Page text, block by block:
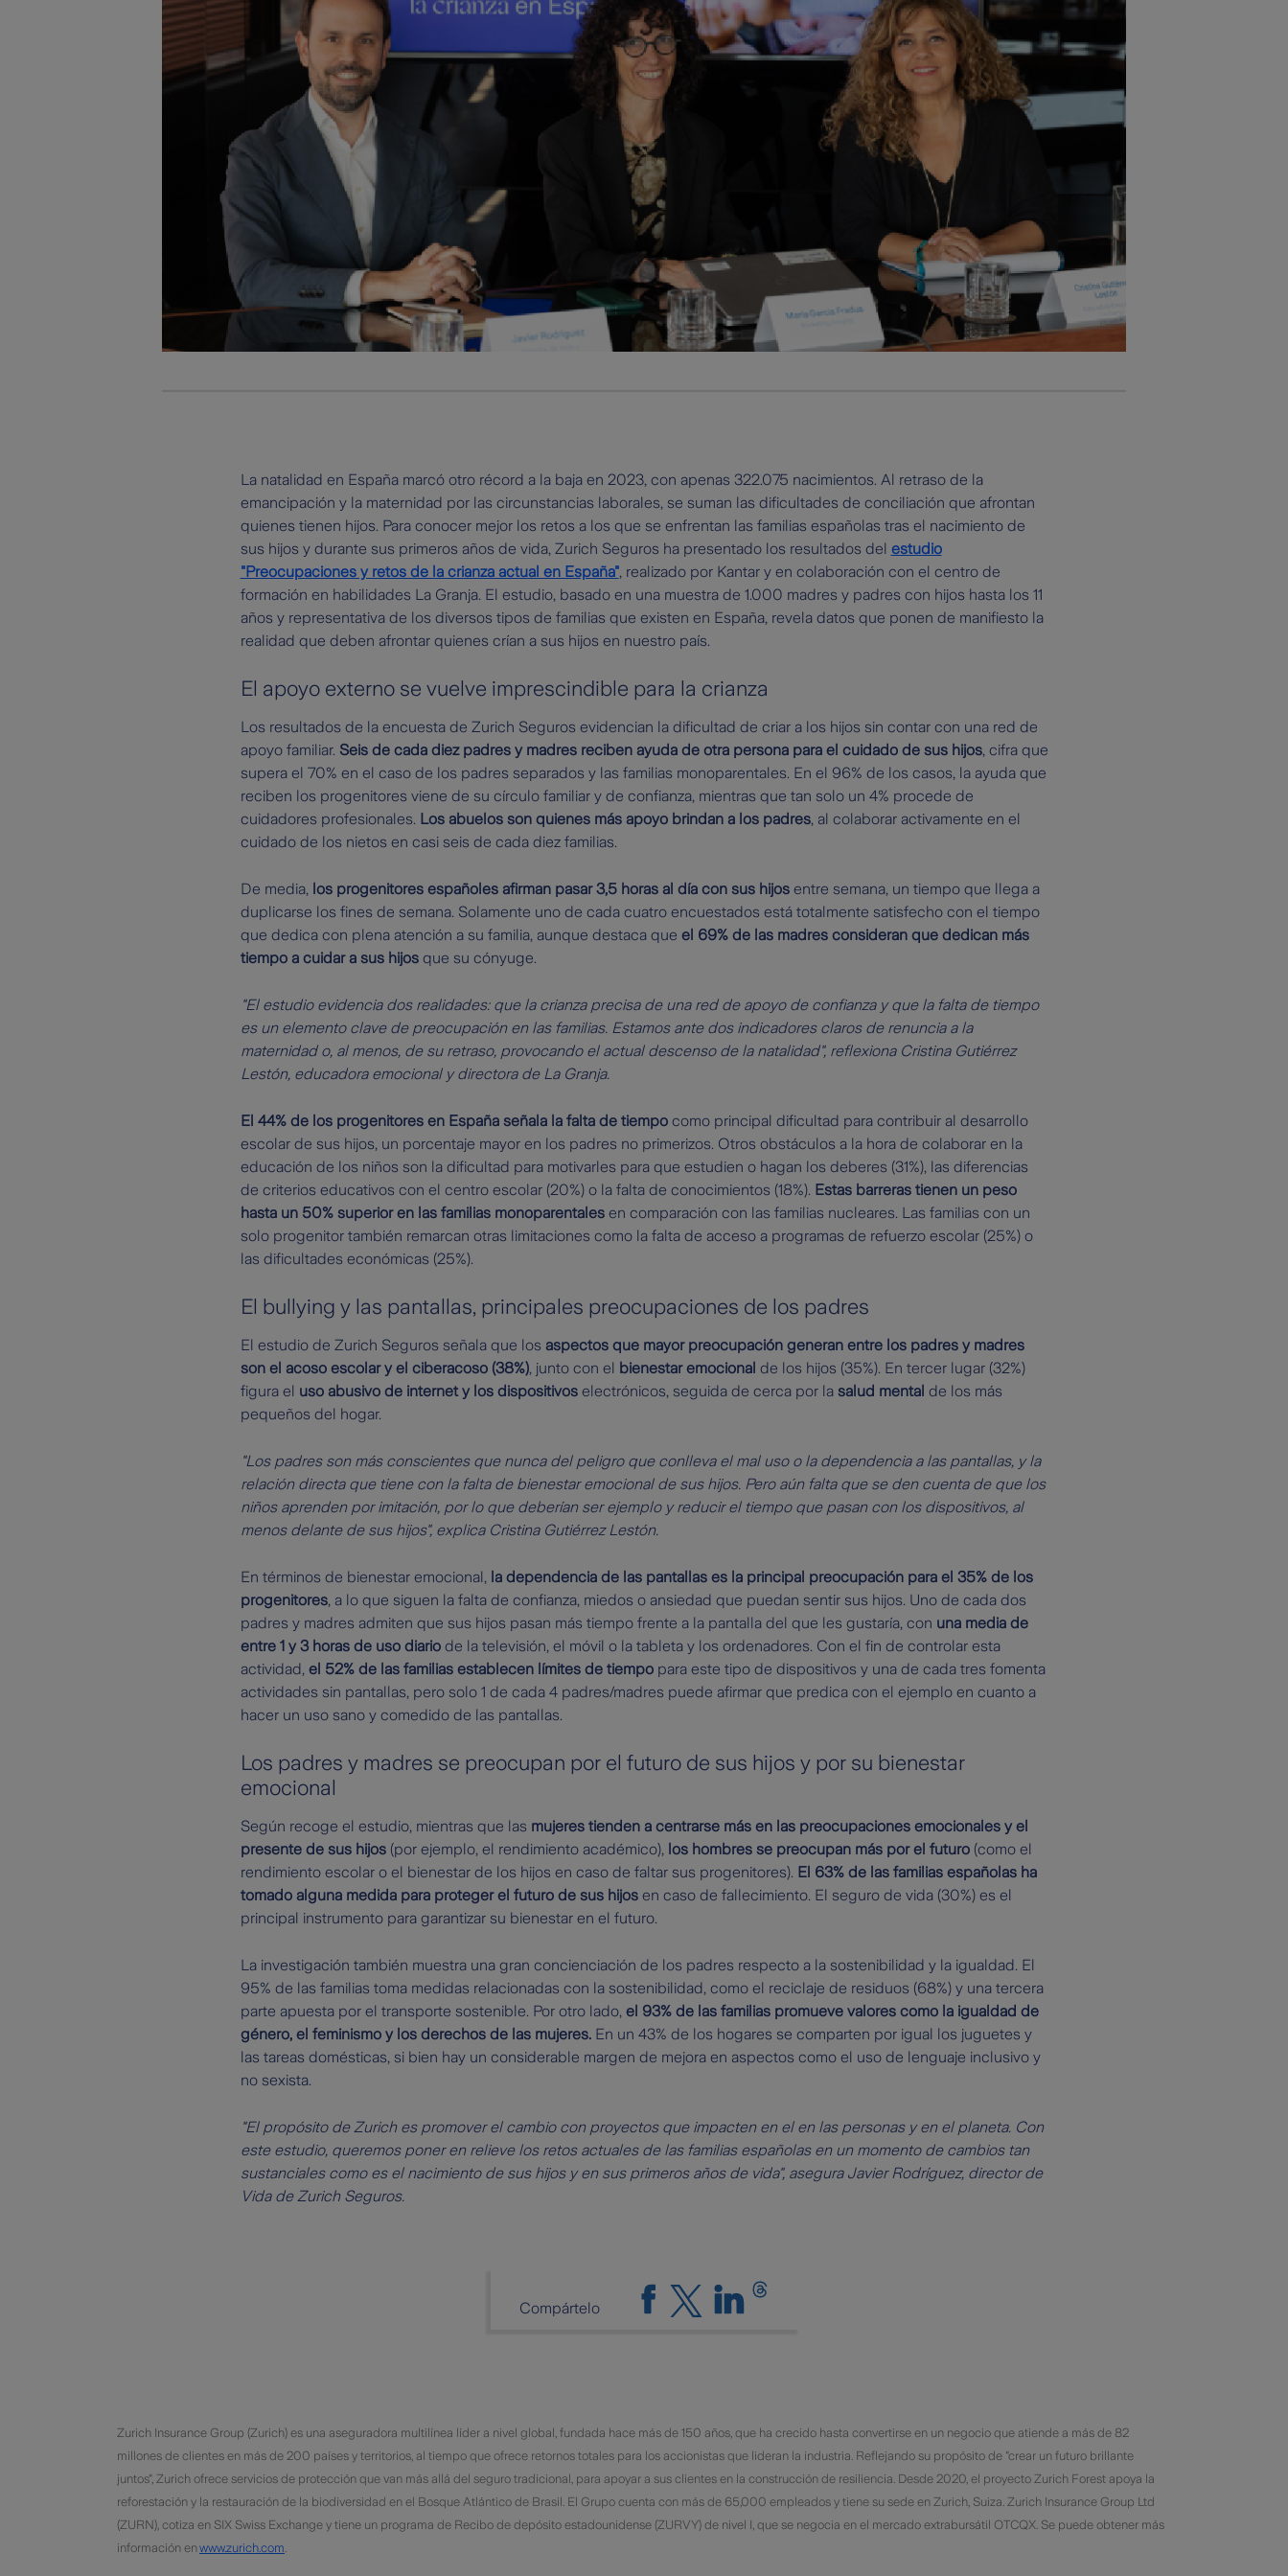
La natalidad en España marcó otro récord a la baja en 2023, con apenas 322.075 nacimientos. Al retraso de la
emancipación y la maternidad por las circunstancias laborales, se suman las dificultades de conciliación que afrontan
quienes tienen hijos. Para conocer mejor los retos a los que se enfrentan las familias españolas tras el nacimiento de
sus hijos y durante sus primeros años de vida, Zurich Seguros ha presentado los resultados del estudio
"Preocupaciones y retos de la crianza actual en España", realizado por Kantar y en colaboración con el centro de
formación en habilidades La Granja. El estudio, basado en una muestra de 1.000 madres y padres con hijos hasta los 11
años y representativa de los diversos tipos de familias que existen en España, revela datos que ponen de manifiesto la
realidad que deben afrontar quienes crían a sus hijos en nuestro país.
El apoyo externo se vuelve imprescindible para la crianza
Los resultados de la encuesta de Zurich Seguros evidencian la dificultad de criar a los hijos sin contar con una red de
apoyo familiar. Seis de cada diez padres y madres reciben ayuda de otra persona para el cuidado de sus hijos, cifra que
supera el 70% en el caso de los padres separados y las familias monoparentales. En el 96% de los casos, la ayuda que
reciben los progenitores viene de su círculo familiar y de confianza, mientras que tan solo un 4% procede de
cuidadores profesionales. Los abuelos son quienes más apoyo brindan a los padres, al colaborar activamente en el
cuidado de los nietos en casi seis de cada diez familias.
De media, los progenitores españoles afirman pasar 3,5 horas al día con sus hijosentre semana, un tiempo que llega a
duplicarse los fines de semana. Solamente uno de cada cuatro encuestados está totalmente satisfecho con el tiempo
que dedica con plena atención a su familia, aunque destaca que el 69% de las madres consideran que dedican más
tiempo a cuidar a sus hijosque su cónyuge.
"El estudio evidencia dos realidades: que la crianza precisa de una red de apoyo de confianza y que la falta de tiempo
es un elemento clave de preocupación en las familias. Estamos ante dos indicadores claros de renuncia a la
maternidad o, al menos, de su retraso, provocando el actual descenso de la natalidad", reflexiona Cristina Gutiérrez
Lestón, educadora emocional y directora de La Granja.
El 44% de los progenitores en España señala la falta de tiempocomo principal dificultad para contribuir al desarrollo
escolar de sus hijos, un porcentaje mayor en los padres no primerizos. Otros obstáculos a la hora de colaborar en la
educación de los niños son la dificultad para motivarles para que estudien o hagan los deberes (31%), las diferencias
de criterios educativos con el centro escolar (20%) o la falta de conocimientos (18%). Estas barreras tienen un peso
hasta un 50% superior en las familias monoparentalesen comparación con las familias nucleares. Las familias con un
solo progenitor también remarcan otras limitaciones como la falta de acceso a programas de refuerzo escolar (25%) o
las dificultades económicas (25%).
El bullying y las pantallas, principales preocupaciones de los padres
El estudio de Zurich Seguros señala que los aspectos que mayor preocupación generan entre los padres y madres
son el acoso escolar y el ciberacoso (38%), junto con el bienestar emocional de los hijos (35%). En tercer lugar (32%)
figura el uso abusivo de internet y los dispositivos electrónicos, seguida de cerca por la salud mental de los más
pequeños del hogar.
"Los padres son más conscientes que nunca del peligro que conlleva el mal uso o la dependencia a las pantallas, y la
relación directa que tiene con la falta de bienestar emocional de sus hijos. Pero aún falta que se den cuenta de que los
niños aprenden por imitación, por lo que deberían ser ejemplo y reducir el tiempo que pasan con los dispositivos, al
menos delante de sus hijos", explica Cristina Gutiérrez Lestón.
En términos de bienestar emocional, la dependencia de las pantallas es la principal preocupación para el 35% de los
progenitores, a lo que siguen la falta de confianza, miedos o ansiedad que puedan sentir sus hijos. Uno de cada dos
padres y madres admiten que sus hijos pasan más tiempo frente a la pantalla del que les gustaría, con una media de
entre 1 y 3 horas de uso diario de la televisión, el móvil o la tableta y los ordenadores. Con el fin de controlar esta
actividad, el 52% de las familias establecen límites de tiempopara este tipo de dispositivos y una de cada tres fomenta
actividades sin pantallas, pero solo 1 de cada 4 padres/madres puede afirmar que predica con el ejemplo en cuanto a
hacer un uso sano y comedido de las pantallas.
Los padres y madres se preocupan por el futuro de sus hijos y por su bienestar
emocional
Según recoge el estudio, mientras que las mujeres tienden a centrarse más en las preocupaciones emocionales y el
presente de sus hijos (por ejemplo, el rendimiento académico), los hombres se preocupan más por el futuro (como el
rendimiento escolar o el bienestar de los hijos en caso de faltar sus progenitores). El 63% de las familias españolas ha
tomado alguna medida para proteger el futuro de sus hijosen caso de fallecimiento. El seguro de vida (30%) es el
principal instrumento para garantizar su bienestar en el futuro.
La investigación también muestra una gran concienciación de los padres respecto a la sostenibilidad y la igualdad. El
95% de las familias toma medidas relacionadas con la sostenibilidad, como el reciclaje de residuos (68%) y una tercera
parte apuesta por el transporte sostenible. Por otro lado, el 93% de las familias promueve valores como la igualdad de
género, el feminismo y los derechos de las mujeres. En un 43% de los hogares se comparten por igual los juguetes y
las tareas domésticas, si bien hay un considerable margen de mejora en aspectos como el uso de lenguaje inclusivo y
no sexista.
"El propósito de Zurich es promover el cambio con proyectos que impacten en el en las personas y en el planeta. Con
este estudio, queremos poner en relieve los retos actuales de las familias españolas en un momento de cambios tan
sustanciales como es el nacimiento de sus hijos y en sus primeros años de vida", asegura Javier Rodríguez, director de
Vida de Zurich Seguros.
Compártelo
​Zurich Insurance Group (Zurich) es una aseguradora multilínea líder a nivel global, fundada hace más de 150 años, que ha crecido hasta convertirse en un negocio que atiende a más de 82
millones de clientes en más de 200 países y territorios, al tiempo que ofrece retornos totales para los accionistas que lideran la industria. Reflejando su propósito de "crear un futuro brillante
juntos", Zurich ofrece servicios de protección que van más allá del seguro tradicional, para apoyar a sus clientes en la construcción de resiliencia. Desde 2020, el proyecto Zurich Forest apoya la
reforestación y la restauración de la biodiversidad en el Bosque Atlántico de Brasil. El Grupo cuenta con más de 65,000 empleados y tiene su sede en Zurich, Suiza. Zurich Insurance Group Ltd
(ZURN), cotiza en SIX Swiss Exchange y tiene un programa de Recibo de depósito estadounidense (ZURVY) de nivel I, que se negocia en el mercado extrabursátil OTCQX. Se puede obtener más
información enwww.zurich.com